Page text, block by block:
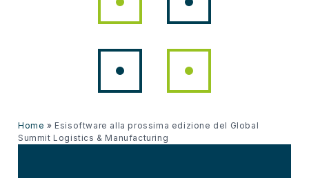
Home » Esisoftware alla prossima edizione del Global
Summit Logistics & Manufacturing